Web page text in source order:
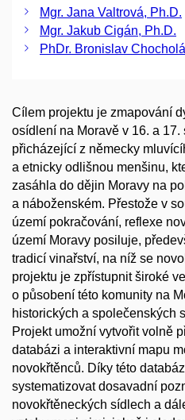
Mgr. Jana Valtrová, Ph.D.
Mgr. Jakub Cigán, Ph.D.
PhDr. Bronislav
Cílem projektu je zmapování
osídlení na Moravě v 16. a 17.
přicházející z německy
a etnicky odlišnou menšinu,
zasáhla do dějin Moravy na
a náboženském. Přestože v
území pokračování, reflexe
území Moravy posiluje,
tradicí vinařství, na níž se
projektu je zpřístupnit široké
o působení této komunity na
historických a společenských
Projekt umožní vytvořit volně
databázi a interaktivní mapu
novokřtěnců. Díky této
systematizovat dosavadní
novokřtěneckých sídlech a